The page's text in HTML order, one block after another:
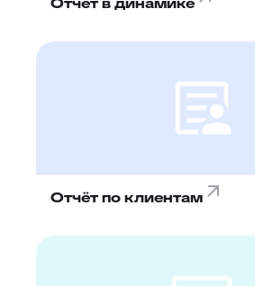
Отчёт по клиентам